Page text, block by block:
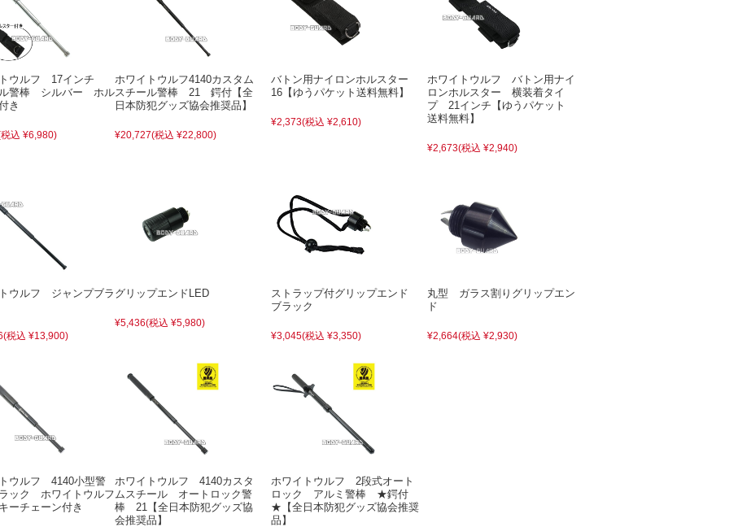
ウルフ 17インチ
警棒 シルバー ホル
き
込 ¥6,980)
ホワイトウルフ4140カスタム
スチール警棒 21 鍔付【全
日本防犯グッズ協会推奨品】
¥20,727(税込 ¥22,800)
バトン用ナイロンホルスター
16【ゆうパケット送料無料】
¥2,373(税込 ¥2,610)
ホワイトウルフ バトン用ナイ
ロンホルスター 横装着タイ
プ 21インチ【ゆうパケット
送料無料】
¥2,673(税込 ¥2,940)
ウルフ ジャンプブラ
(税込 ¥13,900)
グリップエンドLED
¥5,436(税込 ¥5,980)
ストラップ付グリップエンド
ブラック
¥3,045(税込 ¥3,350)
丸型 ガラス割りグリップエン
ド
¥2,664(税込 ¥2,930)
ウルフ 4140小型警
ック ホワイトウルフ
ーチェーン付き
ホワイトウルフ 4140カスタ
ムスチール オートロック警
棒 21【全日本防犯グッズ協
会推奨品】
ホワイトウルフ 2段式オート
ロック アルミ警棒 ★鍔付
★【全日本防犯グッズ協会推奨
品】